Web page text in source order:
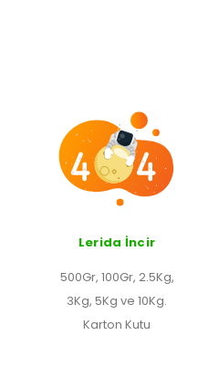
Lerida İncir
500Gr, 100Gr, 2.5Kg,
3Kg, 5Kg ve 10Kg.
Karton Kutu